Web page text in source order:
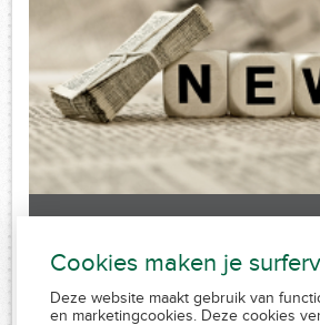
Sorry, no posts matched your
Cookies maken je
Deze website maakt gebruik van
en marketingcookies. Deze cookies